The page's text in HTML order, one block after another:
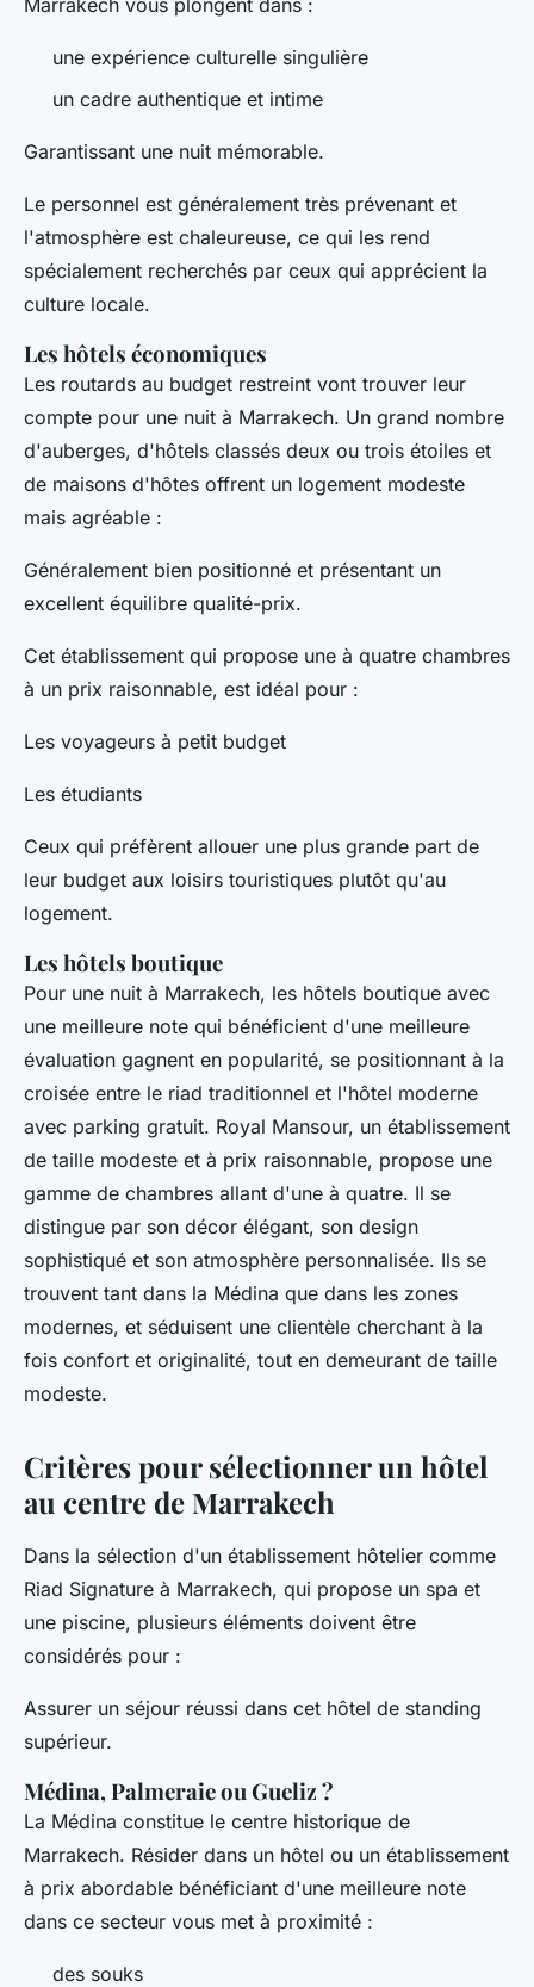
Marrakech vous plongent dans :
une expérience culturelle singulière
un cadre authentique et intime
Garantissant une nuit mémorable.
Le personnel est généralement très prévenant et
l'atmosphère est chaleureuse, ce qui les rend
spécialement recherchés par ceux qui apprécient la
culture locale.
Les hôtels économiques
Les routards au budget restreint vont trouver leur
compte pour une nuit à Marrakech. Un grand nombre
d'auberges, d'hôtels classés deux ou trois étoiles et
de maisons d'hôtes offrent un logement modeste
mais agréable :
Généralement bien positionné et présentant un
excellent équilibre qualité-prix.
Cet établissement qui propose une à quatre chambres
à un prix raisonnable, est idéal pour :
Les voyageurs à petit budget
Les étudiants
Ceux qui préfèrent allouer une plus grande part de
leur budget aux loisirs touristiques plutôt qu'au
logement.
Les hôtels boutique
Pour une nuit à Marrakech, les hôtels boutique avec
une meilleure note qui bénéficient d'une meilleure
évaluation gagnent en popularité, se positionnant à la
croisée entre le riad traditionnel et l'hôtel moderne
avec parking gratuit. Royal Mansour, un établissement
de taille modeste et à prix raisonnable, propose une
gamme de chambres allant d'une à quatre. Il se
distingue par son décor élégant, son design
sophistiqué et son atmosphère personnalisée. Ils se
trouvent tant dans la Médina que dans les zones
modernes, et séduisent une clientèle cherchant à la
fois confort et originalité, tout en demeurant de taille
modeste.
Critères pour sélectionner un hôtel
au centre de Marrakech
Dans la sélection d'un établissement hôtelier comme
Riad Signature à Marrakech, qui propose un spa et
une piscine, plusieurs éléments doivent être
considérés pour :
Assurer un séjour réussi dans cet hôtel de standing
supérieur.
Médina, Palmeraie ou Gueliz ?
La Médina constitue le centre historique de
Marrakech. Résider dans un hôtel ou un établissement
à prix abordable bénéficiant d'une meilleure note
dans ce secteur vous met à proximité :
des souks